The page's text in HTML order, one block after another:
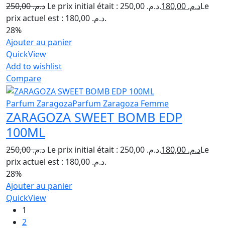
د.م.250,00 Le prix initial était : د.م. 250,00. د.م.Le
prix actuel est : د.م. 180,00.
28%
Ajouter au panier
QuickView
Add to wishlist
Compare
Parfum ZaragozaParfum Zaragoza Femme
ZARAGOZA SWEET BOMB EDP
100ML
د.م.250,00 Le prix initial était : د.م. 250,00. د.م.Le
prix actuel est : د.م. 180,00.
28%
Ajouter au panier
QuickView
1
2